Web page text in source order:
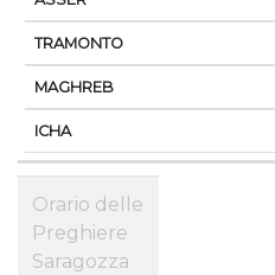
Orario delle
Preghiere
Saragozza